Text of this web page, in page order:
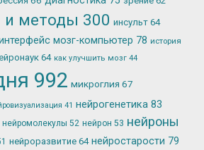
и методы 300 инсульт 64
мозг-компьютер 78 история
64 как улучшить мозг 44
992 микроглия 67
41 нейрогенетика 83
нейромолекулы 52 нейрон 53 нейроны
нейроразвитие 64 нейростарости 79